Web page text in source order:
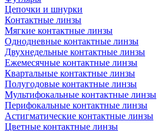
Цепочки и шнурки
Контактные линзы
Мягкие контактные линзы
Однодневные контактные линзы
Двухнедельные контактные линзы
Ежемесячные контактные линзы
Квартальные контактные линзы
Полугодовые контактные линзы
Мультифокальные контактные линзы
Перифокальные контактные линзы
Астигматические контактные линзы
Цветные контактные линзы